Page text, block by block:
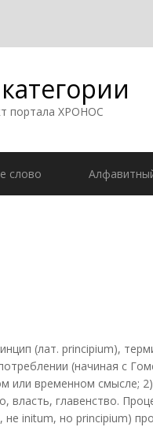
портала ХРОНОС
слово
(лат. principium),
(начиная с
или временном смысле;
власть, главенство.
не initum, но principium)